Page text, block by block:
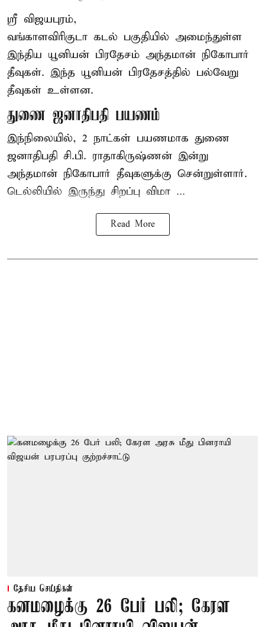
ஸ்ரீ விஜயபுரம்,
வங்காளவிரிகுடா கடல் பகுதியில் அமைந்துள்ள
இந்திய யூனியன் பிரதேசம் அந்தமான் நிகோபார்
தீவுகள். இந்த யூனியன் பிரதேசத்தில் பல்வேறு
தீவுகள் உள்ளன.
துணை ஜனாதிபதி பயணம்
இந்நிலையில், 2 நாட்கள் பயணமாக துணை
ஜனாதிபதி சி.பி. ராதாகிருஷ்ணன் இன்று
அந்தமான் நிகோபார் தீவுகளுக்கு சென்றுள்ளார்.
டெல்லியில் இருந்து சிறப்பு விமா ...
Read More
தேசிய செய்திகள்
கனமழைக்கு 26 பேர் பலி; கேரள